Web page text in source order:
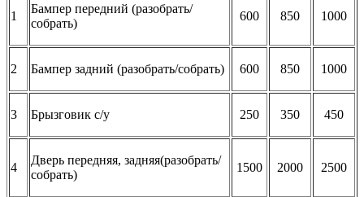
1
Бампер передний (разобрать/
собрать)
600 850 1000
2 Бампер задний (разобрать/собрать) 600 850 1000
3 Брызговик с/у 250 350 450
4
Дверь передняя, задняя(разобрать/
собрать)
1500 2000 2500